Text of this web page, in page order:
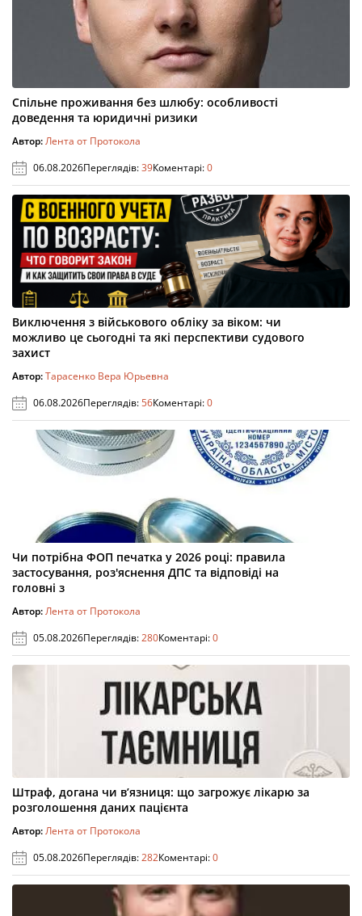
Спільне проживання без шлюбу: особливості
доведення та юридичні ризики
Автор:Лента от Протокола
06.08.2026Переглядів:39Коментарі:0
Виключення з військового обліку за віком: чи
можливо це сьогодні та які перспективи судового
захист
Автор:Тарасенко Вера Юрьевна
06.08.2026Переглядів:56Коментарі:0
Чи потрібна ФОП печатка у 2026 році: правила
застосування, роз'яснення ДПС та відповіді на
головні з
Автор:Лента от Протокола
05.08.2026Переглядів:280Коментарі:0
Штраф, догана чи в’язниця: що загрожує лікарю за
розголошення даних пацієнта
Автор:Лента от Протокола
05.08.2026Переглядів:282Коментарі:0